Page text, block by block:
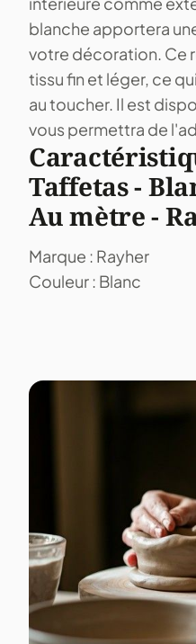
blanche apportera
votre décoration. Ce
tissu fin et léger, ce
au toucher. Il est
vous permettra de
Taffetas -
Au mètre -
Marque : Rayher
Couleur : Blanc